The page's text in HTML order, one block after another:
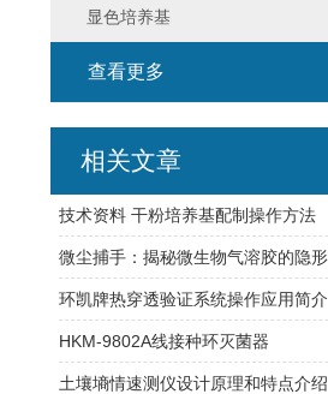
显色培养基
查看更多
相关文章
技术资料 干粉培养基配制操作方法
环凯牌热穿透验证系统操作应用简介
HKM-9802A线接种环灭菌器
土壤墒情速测仪设计原理和特点介绍